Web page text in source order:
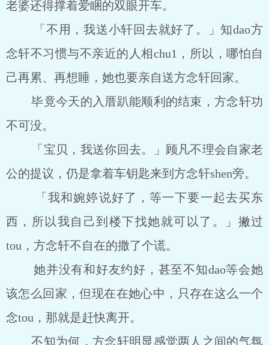
老婆还得撑着爱睏的双眼开车。
「不用，我送小轩回去就好了。」知dao方
念轩不习惯与不亲近的人相chu1，所以，哪怕自
己再累、再想睡，她也要亲自送方念轩回家。
毕竟今天的入厝趴能顺利的结束，方念轩功
不可没。
「宝贝，我送你回去。」顾凡不理会自家老
公的提议，仍是拿着车钥匙来到方念轩shen旁。
「我和婉婷说好了，等一下要一起去买东
西，所以我自己到楼下找她就可以了。」撇过
tou，方念轩不自在的撒了个谎。
她并没有和好友约好，甚至不知dao等会她
该怎么回家，但现在在她心中，只存在这么一个
念tou，那就是赶快离开。
不知为何，方念轩明显感觉两人之间的气氛